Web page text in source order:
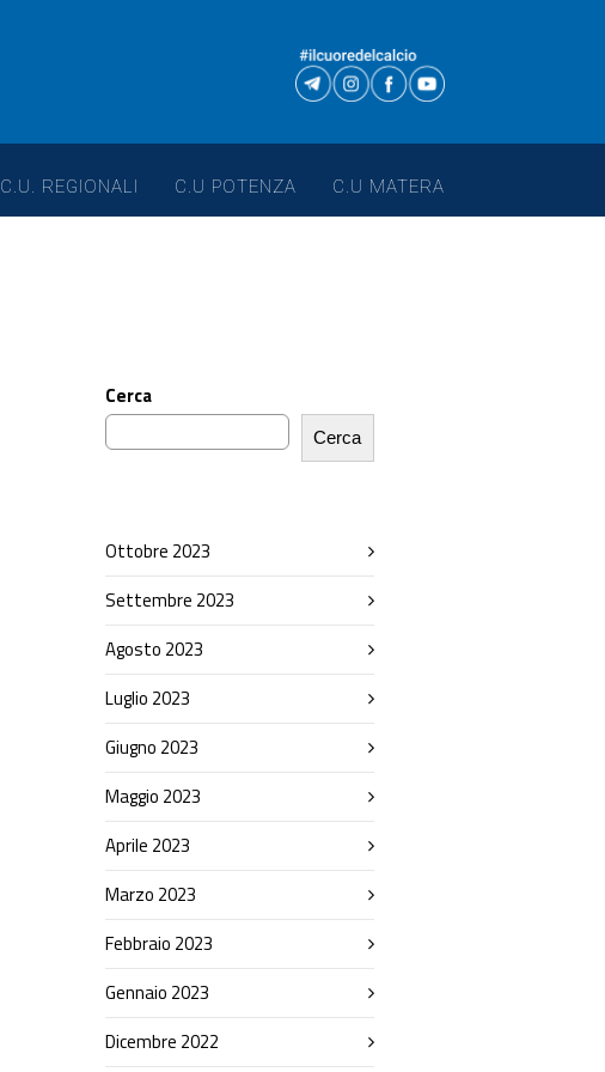
C.U. REGIONALI C.U POTENZA C.U MATERA
Cerca
Cerca
Ottobre 2023
Settembre 2023
Agosto 2023
Luglio 2023
Giugno 2023
Maggio 2023
Aprile 2023
Marzo 2023
Febbraio 2023
Gennaio 2023
Dicembre 2022